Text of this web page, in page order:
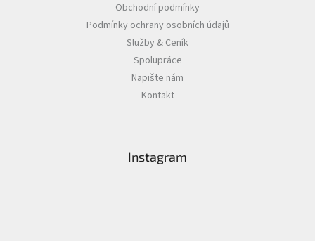
Obchodní podmínky
Podmínky ochrany osobních údajů
Služby & Ceník
Spolupráce
Napište nám
Kontakt
Instagram